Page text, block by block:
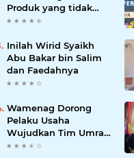
Produk yang tidak
Halal
Inilah Wirid Syaikh
Abu Bakar bin Salim
dan Faedahnya
Wamenag Dorong
Pelaku Usaha
Wujudkan Tim Umrah
dan Haji Indonesia